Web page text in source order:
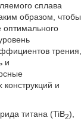
сплава
образом, чтобы
трения,
и
и
титана (TiB2),